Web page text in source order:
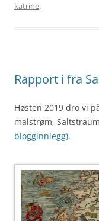
katrine.
Rapport i fra
Høsten 2019 dro vi
malstrøm,
blogginnlegg).